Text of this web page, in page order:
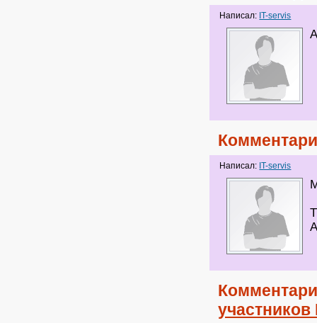
Написал: IT-servis
Написал: IT-servis